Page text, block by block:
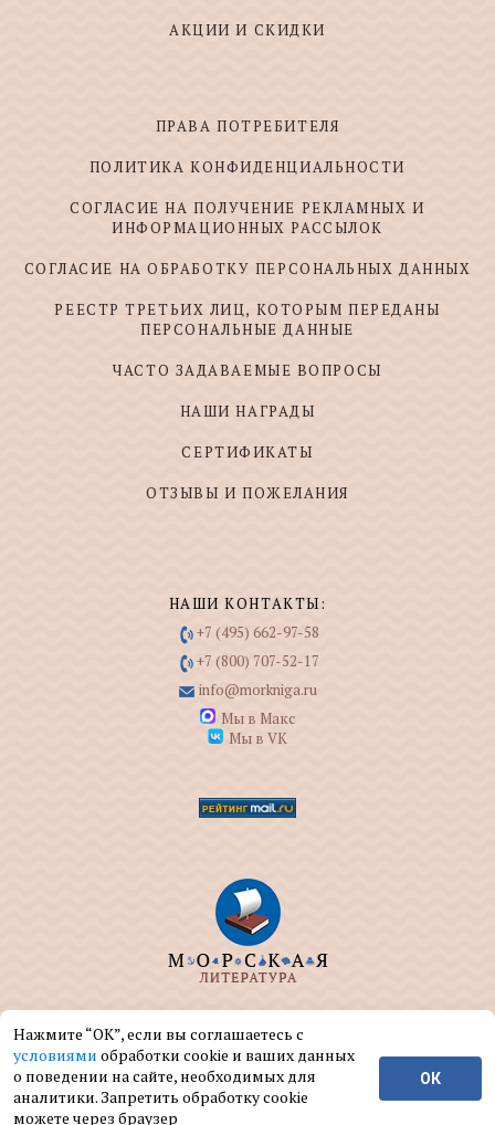
АКЦИИ И СКИДКИ
ПРАВА ПОТРЕБИТЕЛЯ
ПОЛИТИКА КОНФИДЕНЦИАЛЬНОСТИ
СОГЛАСИЕ НА ПОЛУЧЕНИЕ РЕКЛАМНЫХ И
ИНФОРМАЦИОННЫХ РАССЫЛОК
СОГЛАСИЕ НА ОБРАБОТКУ ПЕРСОНАЛЬНЫХ ДАННЫХ
РЕЕСТР ТРЕТЬИХ ЛИЦ, КОТОРЫМ ПЕРЕДАНЫ
ПЕРСОНАЛЬНЫЕ ДАННЫЕ
ЧАСТО ЗАДАВАЕМЫЕ ВОПРОСЫ
НАШИ НАГРАДЫ
СЕРТИФИКАТЫ
ОТЗЫВЫ И ПОЖЕЛАНИЯ
НАШИ КОНТАКТЫ:
+7 (495) 662-97-58
+7 (800) 707-52-17
info@morkniga.ru
Мы в Макс
Мы в VK
ООО "МОРКНИГА" занимается изданием и
реализацией книг на морскую тематику.
© ООО "МОРКНИГА", 2004 — 2026 г.
Нажмите “ОК”, если вы соглашаетесь с
условиями обработки cookie и ваших данных
о поведении на сайте, необходимых для
аналитики. Запретить обработку cookie
можете через браузер
ОК